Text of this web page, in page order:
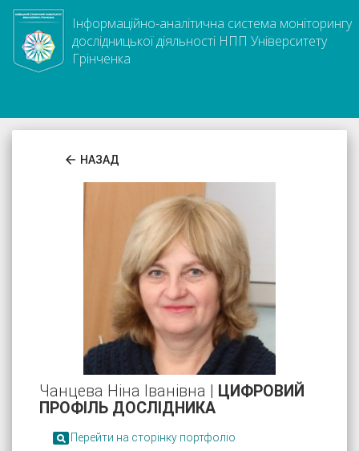
Інформаційно-аналітична система моніторингу
дослідницької діяльності НПП Університету
Грінченка
arrow_back НАЗАД
Чанцева Ніна Іванівна |
ЦИФРОВИЙ
ПРОФІЛЬ ДОСЛІДНИКА
 Перейти на сторінку портфоліо